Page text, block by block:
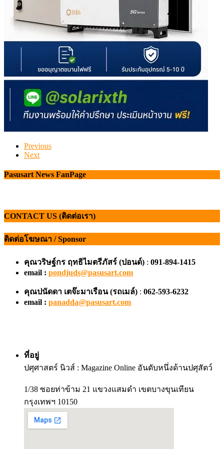
Previous
Next
Pasusart News FanPage
CONTACT US (ติดต่อเรา)
ติดต่อโฆษณา / Sponsor
คุณวริษฐ์กร ฤทธิไมตรีภัสร์ (ปอนด์) : 091-894-1415
email : pondjuds@pasusart.com
คุณปนัดดา เตจ๊ะมาเรือน (รถเมล์) : 062-593-6232
email : panadda@pasusart.com
ที่อยู่
ปศุศาสตร์ นิวส์ : Magazine Online อันดับหนึ่งด้านปศุสัตว์
1/38 ซอยท่าข้าม 21 แขวงแสมดำ เขตบางขุนเทียน
กรุงเทพฯ 10150